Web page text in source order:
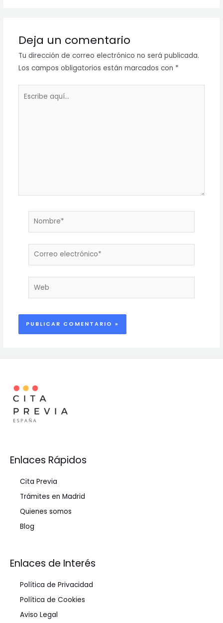
Deja un comentario
Tu dirección de correo electrónico no será publicada.
Los campos obligatorios están marcados con *
Nombre*
Correo
Web
Enlaces Rápidos
Cita Previa
Trámites en Madrid
Quienes somos
Blog
Enlaces de Interés
Política de Privacidad
Política de Cookies
Aviso Legal